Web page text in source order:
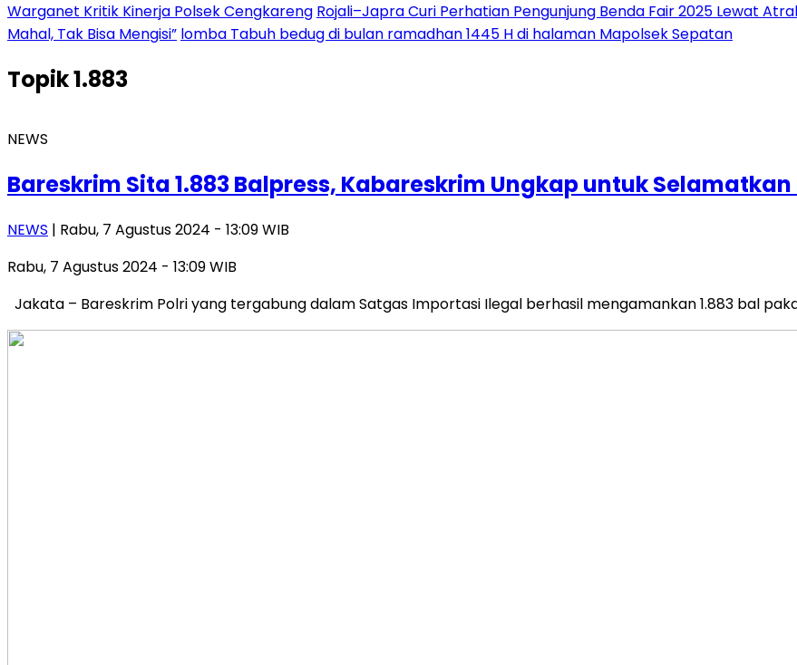
Warganet Kritik Kinerja Polsek Cengkareng Rojali–Japra Curi Perhatian Pengunjung Benda Fair 2025 Lewat
Mahal, Tak Bisa Mengisi” lomba Tabuh bedug di bulan ramadhan 1445 H di halaman Mapolsek Sepatan
Topik1.883
NEWS
Bareskrim Sita 1.883 Balpress, Kabareskrim Ungkap untuk
NEWS | Rabu, 7 Agustus 2024 - 13:09 WIB
Rabu, 7 Agustus 2024 - 13:09 WIB
Jakata – Bareskrim Polri yang tergabung dalam Satgas Importasi Ilegal berhasil mengamankan 1.883 bal